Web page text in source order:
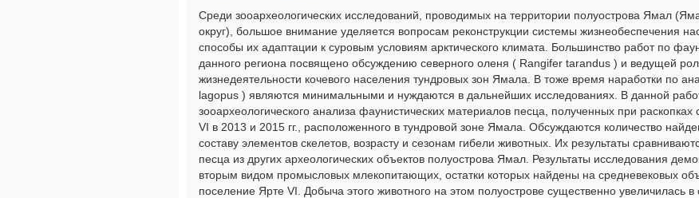
Среди зооархеологических исследований, проводимых на территории полуострова Ямал
округ), большое внимание уделяется вопросам реконструкции системы жизнеобеспечения
способы их адаптации к суровым условиям арктического климата. Большинство работ по
данного региона посвящено обсуждению северного оленя ( Rangifer tarandus ) и ведущей
жизнедеятельности кочевого населения тундровых зон Ямала. В тоже время наработки по
lagopus ) являются минимальными и нуждаются в дальнейших исследованиях. В данной
зооархеологического анализа фаунистических материалов песца, полученных при
VI в 2013 и 2015 гг., расположенного в тундровой зоне Ямала. Обсуждаются количество
составу элементов скелетов, возрасту и сезонам гибели животных. Их результаты
песца из других археологических объектов полуострова Ямал. Результаты исследования
вторым видом промысловых млекопитающих, остатки которых найдены на средневековых
поселение Ярте VI. Добыча этого животного на этом полуострове существенно увеличилась